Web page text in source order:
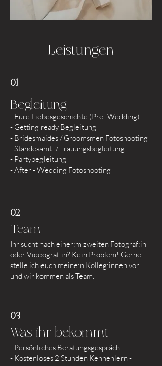
Leistungen
01
Begleitung
- Eure Liebesgeschichte (Pre -Wedding)
- Getting ready Begleitung
- Bridesmaides / Groomsmen Fotoshooting
- Standesamt- / Trauungsbegleitung
- Partybegleitung
- After - Wedding Fotoshooting
02
Team
Ihr sucht nach einer:m zweiten Fotograf:in
oder Videograf:in? Kein Problem! Gerne
stelle ich euch meine:n Kolleg:innen vor
und wir kommen als Team.
03
Was ihr bekommt
- Persönliches Beratungsgespräch
- Kostenloses 2 Stunden Kennenlern -